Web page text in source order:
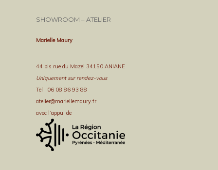
SHOWROOM – ATELIER
Marielle Maury
44 bis rue du Mazel 34150 ANIANE
Uniquement sur rendez-vous
Tel : 06 08 86 93 88
atelier@mariellemaury.fr
avec l’appui de